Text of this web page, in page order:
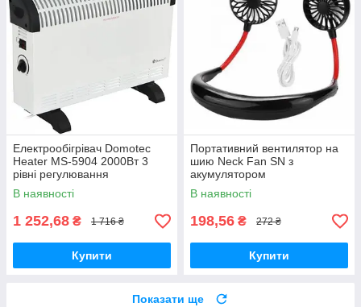
Електрообігрівач Domotec
Heater MS-5904 2000Вт 3
рівні регулювання
температури Вт Білий3
В наявності
1 252,68 ₴ 1 716 ₴
Купити
Портативний вентилятор на
шию Neck Fan SN з
акумулятором
В наявності
198,56 ₴ 272 ₴
Купити
Показати ще